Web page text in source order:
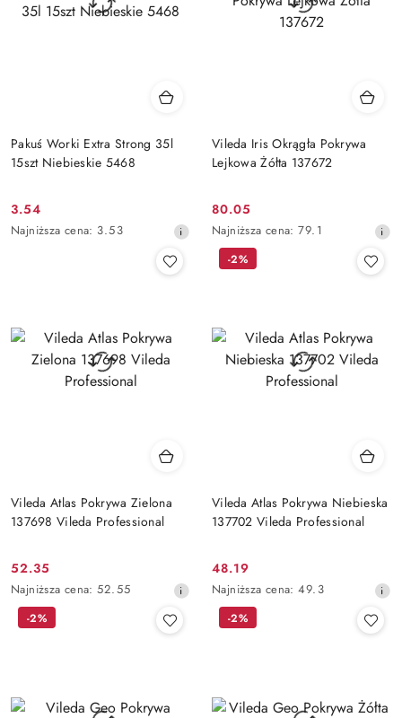
Pakuś Worki Extra Strong 35l
15szt Niebieskie 5468
Cena
promocyjna:
3.54
Najniższa
obniżką
Najniższa cena: 3.53
Vileda Iris Okrągła Pokrywa
Lejkowa Żółta 137672
Cena
promocyjna:
80.05
Najniższa
cena
obniżką
Najniższa cena: 79.1
Vileda Atlas Pokrywa Zielona
137698 Vileda Professional
Cena
promocyjna:
52.35
Najniższa
cena
Najniższa cena: 52.55
Vileda Atlas Pokrywa Niebieska
137702 Vileda Professional
Cena
promocyjna:
48.19
Najniższa
cena
Najniższa cena: 49.3
-2%
-2% -2%